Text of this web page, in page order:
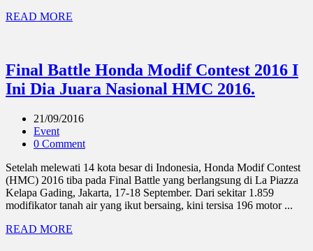
READ MORE
Final Battle Honda Modif Contest 2016 I
Ini Dia Juara Nasional HMC 2016.
21/09/2016
Event
0 Comment
Setelah melewati 14 kota besar di Indonesia, Honda Modif Contest
(HMC) 2016 tiba pada Final Battle yang berlangsung di La Piazza
Kelapa Gading, Jakarta, 17-18 September. Dari sekitar 1.859
modifikator tanah air yang ikut bersaing, kini tersisa 196 motor ...
READ MORE